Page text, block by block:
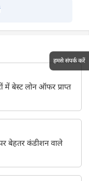
बेस्ट लोन ऑफर प्राप्त
बेहतर कंडीशन वाले
हमसे संपर्क करें